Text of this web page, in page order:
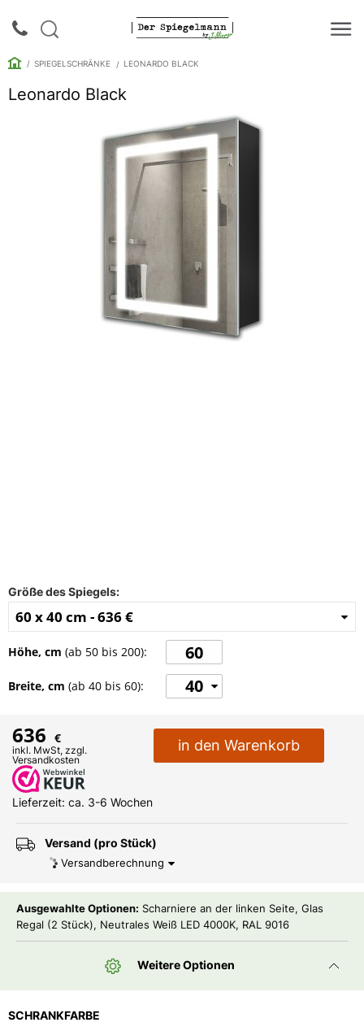
Anmeldung
SPIEGELSCHRÄNKE LEONARDO BLACK
Leonardo Black
Größe des Spiegels:
60 x 40 cm -636 €
Höhe, cm (ab 50 bis 200):
Breite, cm (ab 40 bis 60): 40
636 €
inkl. MwSt, zzgl.
Versandkosten
in den Warenkorb
Lieferzeit: ca. 3-6 Wochen
Versand (pro Stück)
Versandberechnung
Ausgewahlte Optionen: Scharniere an der linken Seite, Glas
Regal (2 Stück), Neutrales Weiß LED 4000K, RAL 9016
Weitere Optionen
SCHRANKFARBE